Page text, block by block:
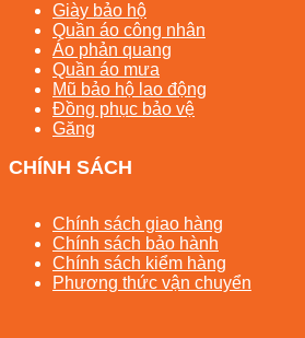
Giày bảo hộ
Quần áo công nhân
Áo phản quang
Quần áo mưa
Mũ bảo hộ lao động
Đồng phục bảo vệ
Găng
CHÍNH SÁCH
Chính sách giao hàng
Chính sách bảo hành
Chính sách kiểm hàng
Phương thức vận chuyển